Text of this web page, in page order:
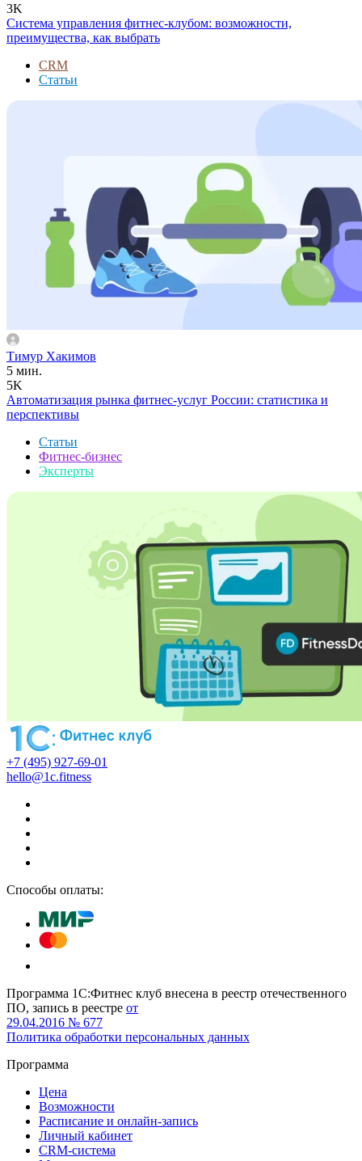
3K
Система управления фитнес-клубом: возможности,
преимущества, как выбрать
CRM
Статьи
Тимур Хакимов
5 мин.
5K
Автоматизация рынка фитнес-услуг России: статистика и
перспективы
Статьи
Фитнес-бизнес
Эксперты
+7 (495) 927-69-01
hello@1c.fitness
Способы оплаты:
Программа 1С:Фитнес клуб внесена в реестр отечественного
ПО, запись в реестре от
29.04.2016 № 677
Политика обработки персональных данных
Программа
Цена
Возможности
Расписание и онлайн-запись
Личный кабинет
CRM-система